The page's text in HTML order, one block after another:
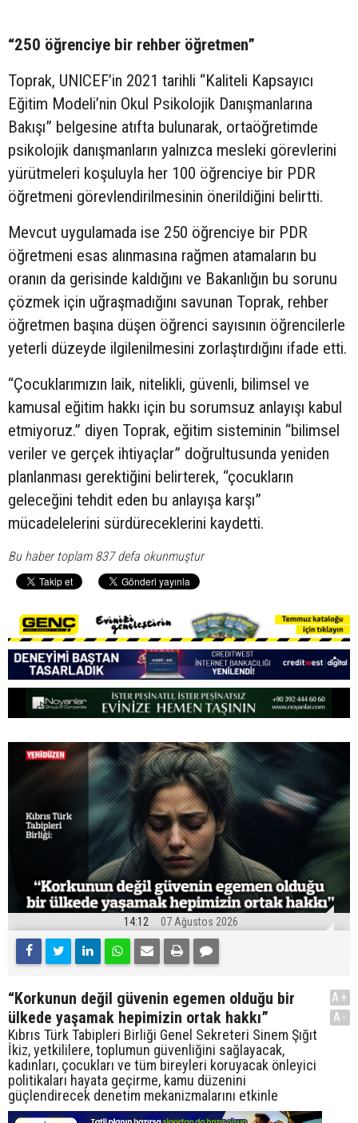
“250 öğrenciye bir rehber öğretmen”
Toprak, UNICEF’in 2021 tarihli “Kaliteli Kapsayıcı
Eğitim Modeli’nin Okul Psikolojik Danışmanlarına
Bakışı” belgesine atıfta bulunarak, ortaöğretimde
psikolojik danışmanların yalnızca mesleki görevlerini
yürütmeleri koşuluyla her 100 öğrenciye bir PDR
öğretmeni görevlendirilmesinin önerildiğini belirtti.
Mevcut uygulamada ise 250 öğrenciye bir PDR
öğretmeni esas alınmasına rağmen atamaların bu
oranın da gerisinde kaldığını ve Bakanlığın bu sorunu
çözmek için uğraşmadığını savunan Toprak, rehber
öğretmen başına düşen öğrenci sayısının öğrencilerle
yeterli düzeyde ilgilenilmesini zorlaştırdığını ifade etti.
“Çocuklarımızın laik, nitelikli, güvenli, bilimsel ve
kamusal eğitim hakkı için bu sorumsuz anlayışı kabul
etmiyoruz.” diyen Toprak, eğitim sisteminin “bilimsel
veriler ve gerçek ihtiyaçlar” doğrultusunda yeniden
planlanması gerektiğini belirterek, “çocukların
geleceğini tehdit eden bu anlayışa karşı”
mücadelelerini sürdüreceklerini kaydetti.
Bu haber toplam 837 defa okunmuştur
14:12 07 Ağustos 2026
“Korkunun değil güvenin egemen olduğu bir
ülkede yaşamak hepimizin ortak hakkı”
Kıbrıs Türk Tabipleri Birliği Genel Sekreteri Sinem Şığıt
İkiz, yetkililere, toplumun güvenliğini sağlayacak,
kadınları, çocukları ve tüm bireyleri koruyacak önleyici
politikaları hayata geçirme, kamu düzenini
güçlendirecek denetim mekanizmalarını etkinle
A+
A-